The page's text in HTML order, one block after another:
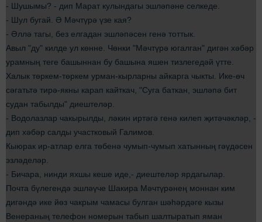
- Шушымы? - дип Марат кулындагы эшләпәне селкеде.
- Шул бугай. Ә Мәчтүрә үзе кая?
- Әллә тагы, без елгадан эшләпәсен генә тоттык.
Авыл "ду" килде ул көнне. Чөнки "Мәчтүрә югалган" дигән хәбәр
урамның теге башыннан бу башына яшен тизлегедәй үтте.
Халык төркем-төркем урман-кырларны айкарга чыкты. Ике-өч
сәгатьтә тирә-якны карап кайткач, "Суга баткан, эшләпә бит
судан табылды" диештеләр.
- Водолазлар чакырылды, ләкин иртәгә генә килеп җитәчәкләр, -
дип хәбәр салды участковый Галимов.
Кыюрак ир-атлар елга төбенә чумып-чумып хатынның гәүдәсен
эзләделәр.
- Бичара, нинди яхшы кеше иде,- диештеләр ярдагылар.
Почта бүлегендә эшләүче Шакира Мәчтүрәнең моннан ким
дигәндә ике йөз чакрым чамасы булган шәһәрдәге кызы
Венераның телефон номерын табып шалтыратып яман